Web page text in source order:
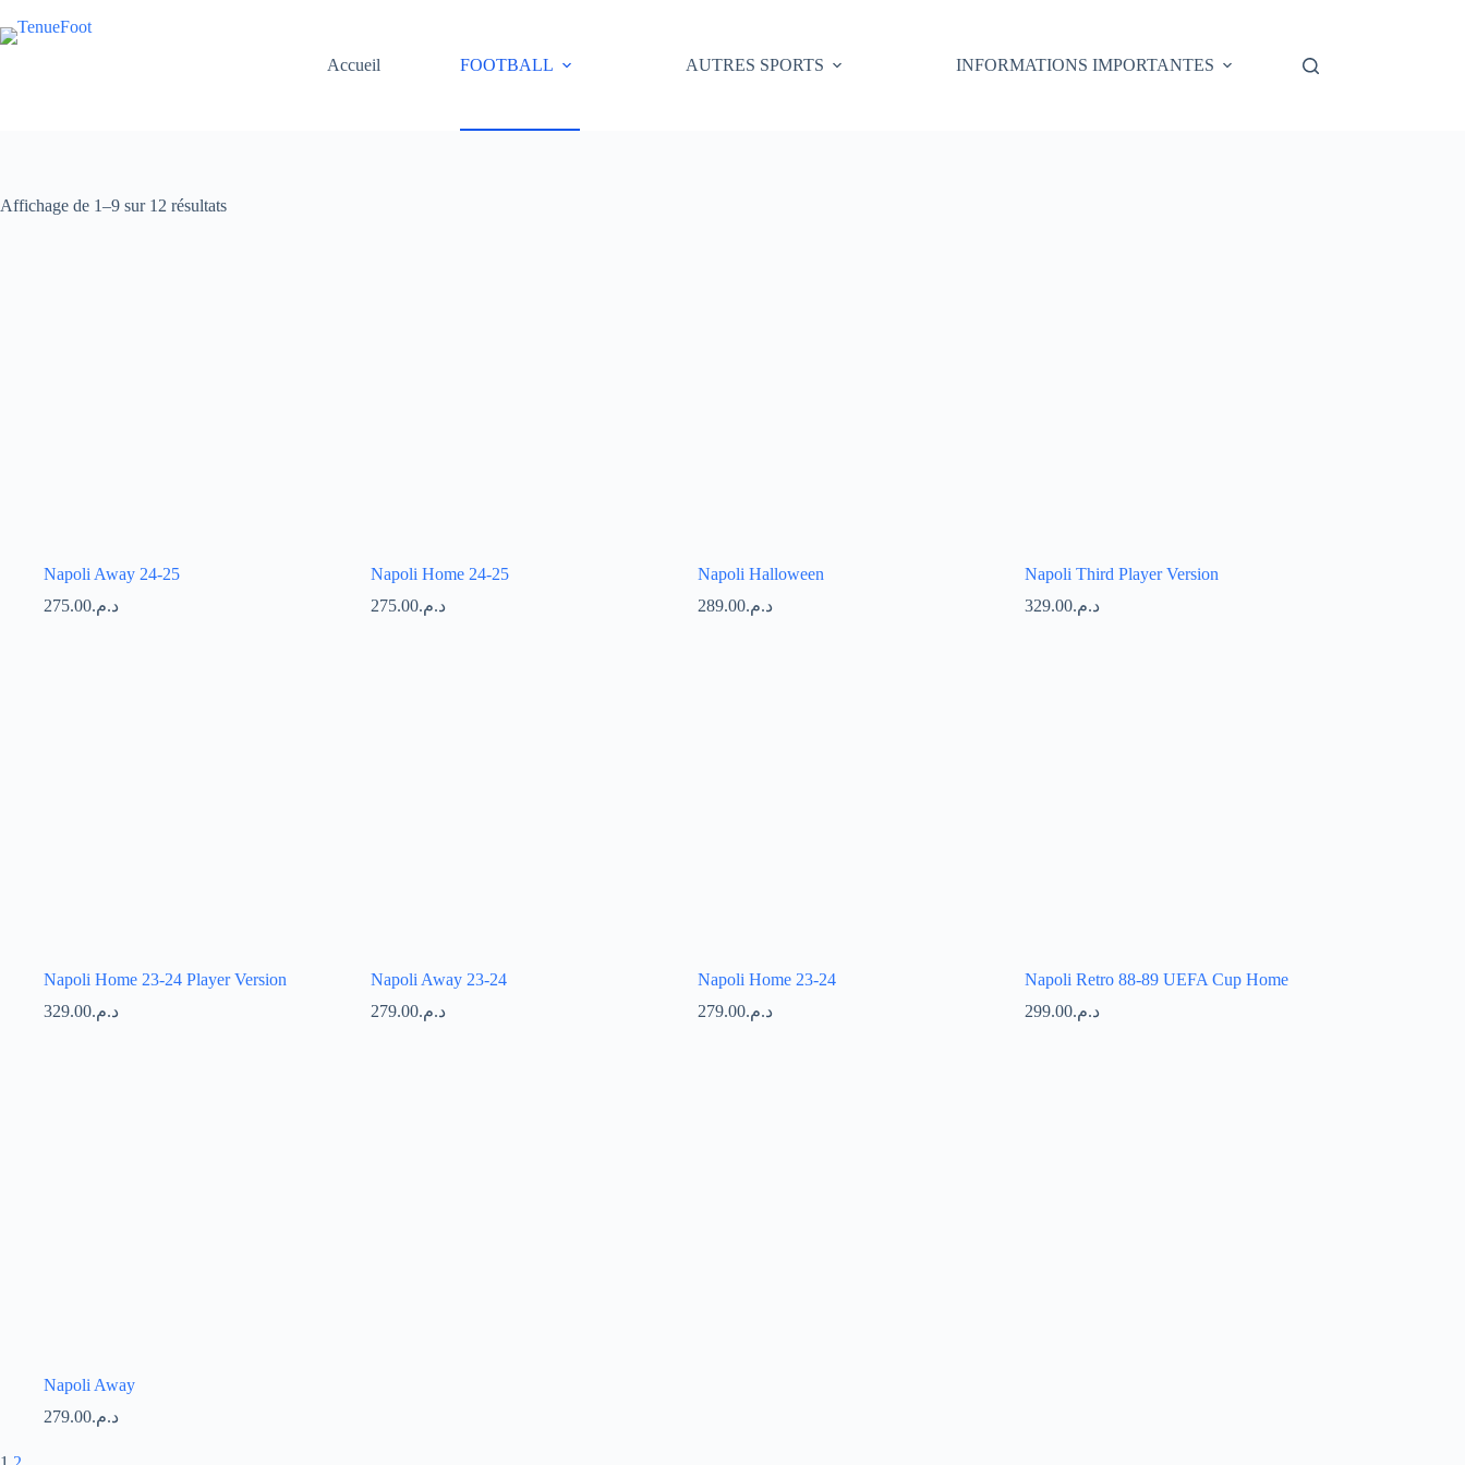
au
contenu
Accueil
FOOTBALL AUTRES SPORTS INFORMATIONS IMPORTANTES
Affichage de 1–9 sur 12 résultats
Napoli Away 24-25
د.م.275.00
Napoli Home 24-25
د.م.275.00
Napoli Halloween
د.م.289.00
Napoli Third Player Version
د.م.329.00
Napoli Home 23-24 Player Version
د.م.329.00
Napoli Away 23-24
د.م.279.00
Napoli Home 23-24
د.م.279.00
Napoli Retro 88-89 UEFA Cup Home
د.م.299.00
Napoli Away
د.م.279.00